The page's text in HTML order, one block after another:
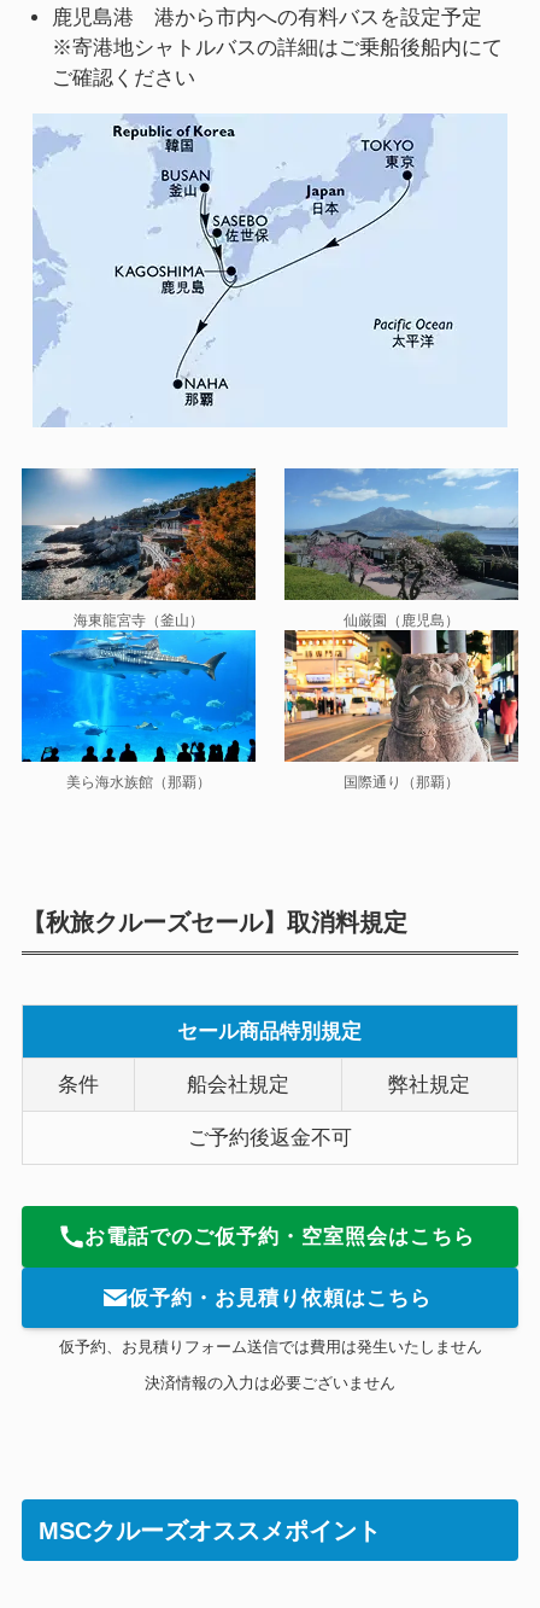
鹿児島港 港から市内への有料バスを設定予定
※寄港地シャトルバスの詳細はご乗船後船内にて
ご確認ください
海東龍宮寺（釜山） 仙厳園（鹿児島）
美ら海水族館（那覇） 国際通り（那覇）
【秋旅クルーズセール】取消料規定
セール商品特別規定
条件 船会社規定 弊社規定
ご予約後返金不可
お電話でのご仮予約・空室照会はこちら
仮予約・お見積り依頼はこちら
仮予約、お見積りフォーム送信では費用は発生いたしません
決済情報の入力は必要ございません
MSCクルーズオススメポイント